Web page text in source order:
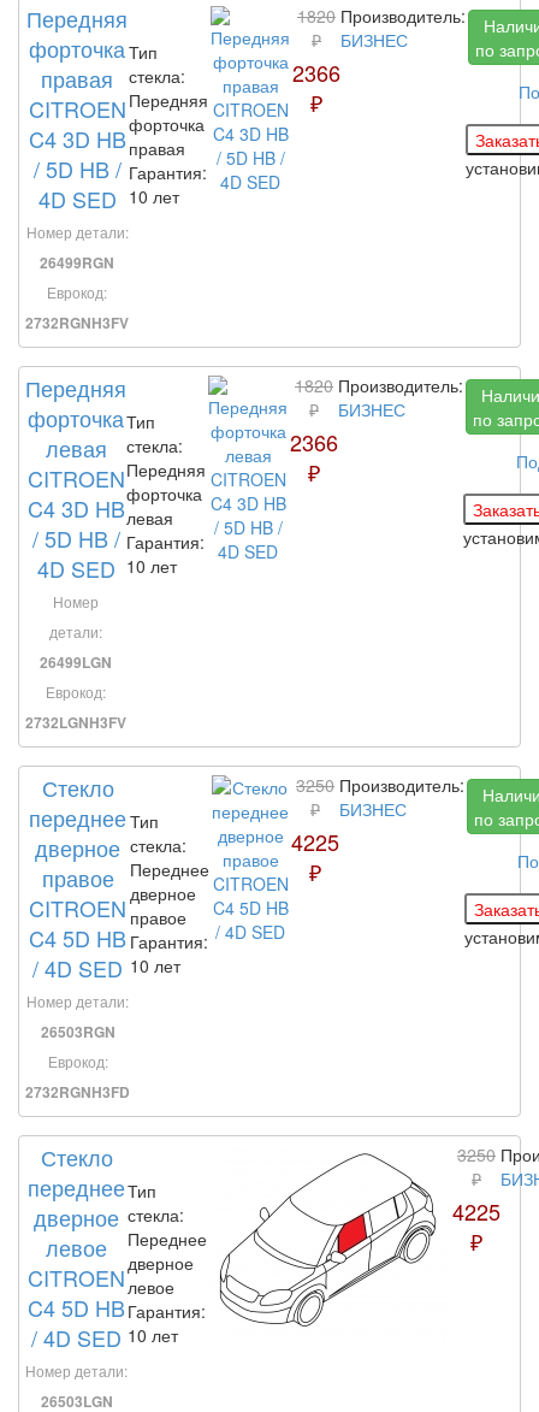
Передняя
форточка
правая
CITROEN
C4 3D HB
/ 5D HB /
4D SED
Номер детали:
26499RGN
Еврокод:
2732RGNH3FV
Тип
стекла:
Передняя
форточка
правая
Гарантия:
10 лет
1820
₽
2366
₽
Производитель:
БИЗНЕС
по
Передняя
форточка
левая
CITROEN
C4 3D HB
/ 5D HB /
4D SED
Номер
детали:
26499LGN
Еврокод:
2732LGNH3FV
Тип
стекла:
Передняя
форточка
левая
Гарантия:
10 лет
1820
₽
2366
₽
Производитель:
БИЗНЕС
по
Стекло
переднее
дверное
правое
CITROEN
C4 5D HB
/ 4D SED
Номер детали:
26503RGN
Еврокод:
2732RGNH3FD
Тип
стекла:
Переднее
дверное
правое
Гарантия:
10 лет
3250
₽
4225
₽
Производитель:
БИЗНЕС
по
Стекло
переднее
дверное
левое
CITROEN
C4 5D HB
/ 4D SED
Номер детали:
26503LGN
Тип
стекла:
Переднее
дверное
левое
Гарантия:
10 лет
3250
₽
4225
₽